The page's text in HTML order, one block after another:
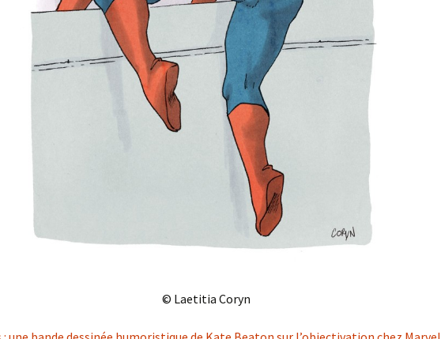
© Laetitia Coryn